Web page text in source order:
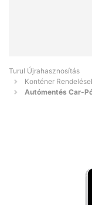
Turul Újrahasznosítás
Konténer
Autómentés Car-